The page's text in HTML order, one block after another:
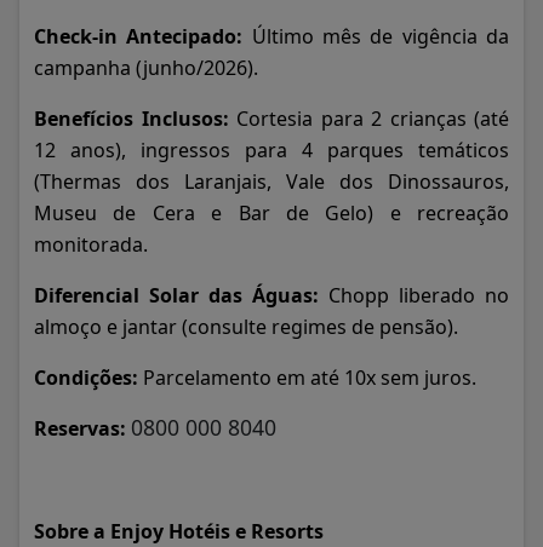
Check-in Antecipado: Último mês de vigência da
campanha (junho/2026).
Benefícios Inclusos: Cortesia para 2 crianças (até
12 anos), ingressos para 4 parques temáticos
(Thermas dos Laranjais, Vale dos Dinossauros,
Museu de Cera e Bar de Gelo) e recreação
monitorada.
Diferencial Solar das Águas: Chopp liberado no
almoço e jantar (consulte regimes de pensão).
Condições: Parcelamento em até 10x sem juros.
Reservas: 0800 000 8040
Sobre a Enjoy Hotéis e Resorts